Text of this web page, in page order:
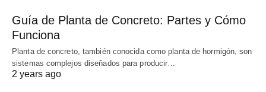
Guía de Planta de Concreto: Partes y Cómo
Funciona
Planta de concreto, también conocida como planta de hormigón, son
sistemas complejos diseñados para producir…
2 years ago